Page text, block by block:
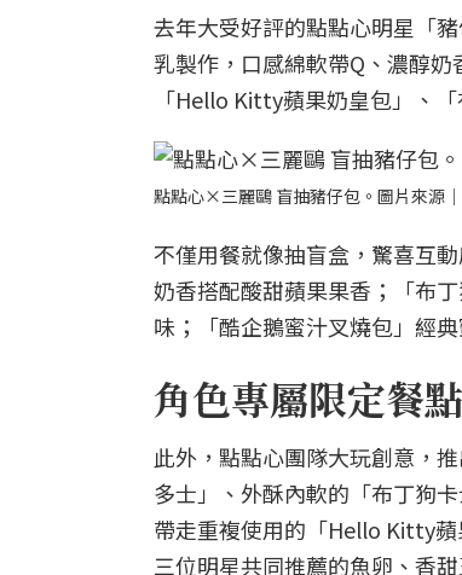
去年大受好評的點點心明星「
乳製作，口感綿軟帶Q、濃醇
「Hello Kitty蘋果奶皇包」、
點點心×三麗鷗 盲抽豬仔包。圖片來源
不僅用餐就像抽盲盒，驚喜互
奶香搭配酸甜蘋果果香；「布
味；「酷企鵝蜜汁叉燒包」經
角色專屬限定餐點
此外，點點心團隊大玩創意，
多士」、外酥內軟的「布丁狗
帶走重複使用的「Hello Kitty
三位明星共同推薦的魚卵、香